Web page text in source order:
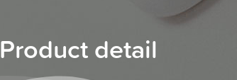
Product detail